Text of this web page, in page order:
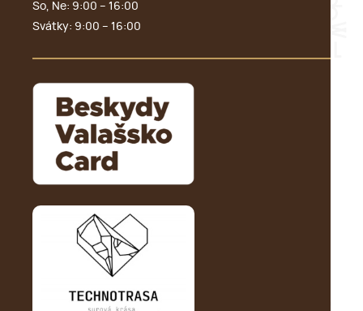
So, Ne: 9:00 – 16:00
Svátky: 9:00 – 16:00